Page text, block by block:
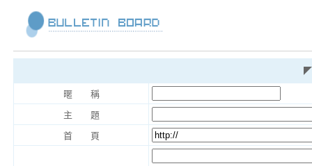
◤
暱 稱
主 題
首 頁